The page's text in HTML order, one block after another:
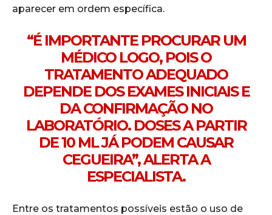
aparecer em ordem específica.
“É IMPORTANTE PROCURAR UM
MÉDICO LOGO, POIS O
TRATAMENTO ADEQUADO
DEPENDE DOS EXAMES INICIAIS E
DA CONFIRMAÇÃO NO
LABORATÓRIO. DOSES A PARTIR
DE 10 ML JÁ PODEM CAUSAR
CEGUEIRA”, ALERTA A
ESPECIALISTA.
Entre os tratamentos possíveis estão o uso de